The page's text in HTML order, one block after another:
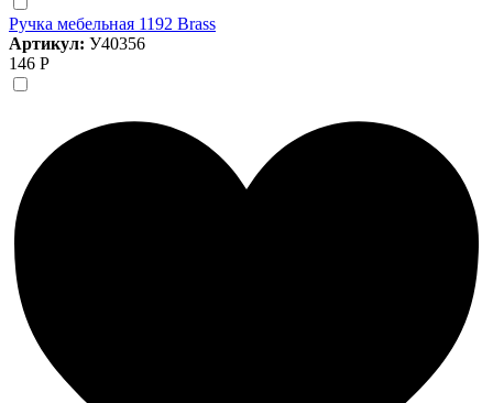
Ручка мебельная 1192 Brass
Артикул: У40356
146 Р